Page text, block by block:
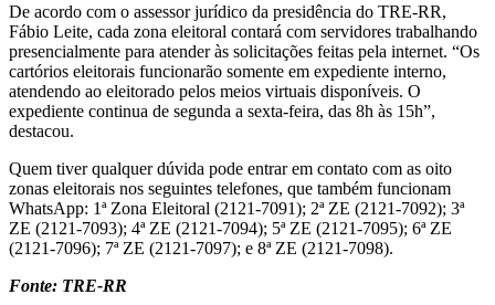
presencialmente para atender às solicitações feitas pela internet. “Os
cartórios eleitorais funcionarão somente em expediente interno,
atendendo ao eleitorado pelos meios virtuais disponíveis. O
expediente continua de segunda a sexta-feira, das 8h às 15h”,
destacou.
Quem tiver qualquer dúvida pode entrar em contato com as oito
WhatsApp: 1ª Zona Eleitoral (2121-7091); 2ª ZE (2121-7092); 3ª
ZE (2121-7093); 4ª ZE (2121-7094); 5ª ZE (2121-7095); 6ª ZE
(2121-7096); 7ª ZE (2121-7097); e 8ª ZE (2121-7098).
Fonte: TRE-RR
Compartilhe isso: